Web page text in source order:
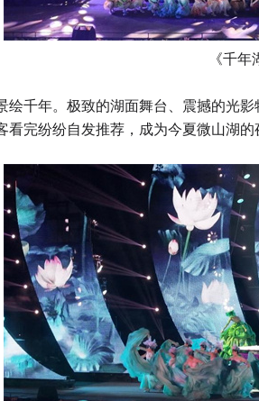
《千
绘千年。极致的湖面舞台、震撼的光
看完纷纷自发推荐，成为今夏微山湖的